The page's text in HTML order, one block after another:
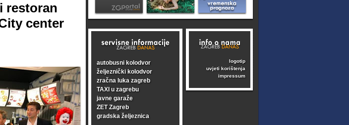
restoran
center
autobusni kolodvor
željeznički kolodvor
zračna luka zagreb
TAXI u zagrebu
javne garaže
ZET Zagreb
gradska željeznica
logotip
uvjeti korištenja
impressum